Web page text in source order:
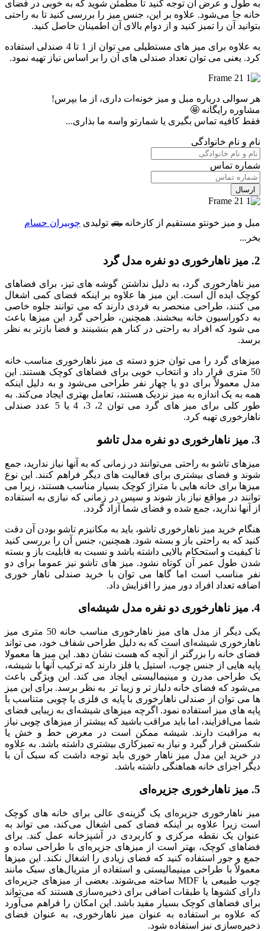
به طول و عرض آن توجه کنید تا مطمئن شوید که به خوبی در فضای
خانه جا می‌شود. علاوه بر این، جنس میز را بررسی کنید تا به راحتی
بتوانید آن را تمیز کنید و از دوام بالای آن اطمینان حاصل کنید.
به علاوه برای میز های مستطیلی می توان از 1 تا 4 صندلی استفاده
کرد. یعنی می توان تعداد صندلی های آن را بر اساس نیاز تهیه نمود.
هر سوالی درباره مبل و میز خونه‌ات داری، از ما بپرس!
مشاوره رایگانه 🤩
فقط کافیه تماس بگیری یا شمارتو واسه ما بذاری...
نام و نام خانوادگی
شماره تماس
مبل و میز خونتو مستقیم از کارخانه 🛻 تولیدی
چوبیران حسام
بخر...
2. میز ناهارخوری دو نفره مدل گرد
میز ناهارخوری گرد، به دلیل نداشتن گوشه‌ های تیز، برای فضاهای
کوچک ایده‌ آل است. این میز ها علاوه بر اینکه فضای کمی اشغال
می‌ کنند، طراحی منحصر به فردی دارند که می‌ توانند جلوه خاصی
به دکوراسیون خانه ببخشند. همچنین، طراحی گرد این میزها باعث
می‌ شود که افراد به راحتی در کنار هم بنشینند و فضا بازتر به نظر
برسد.
میزهای گرد را می توان جزو دسته ی میز ناهارخوری مناسب خانه
50 متری قرار داد و انتخاب خوبی برای فضاهای کوچک هستند. این
مدل معمولاً برای دو یا چهار نفر طراحی می‌شود و به دلیل اینکه
همه به یک اندازه به میز نزدیک هستند، تعامل بهتری ایجاد می‌کند. به
طور کلی برای میز های گرد می توان 2، 3، 4 یا 5 عدد صندلی
ناهارخوری تهیه کرد.
3. میز ناهارخوری دو نفره مدل تاشو
میزهای تاشو به راحتی می‌توانند در زمانی که به آنها نیاز ندارید، جمع
شوند و فضای بیشتری برای فعالیت‌ های دیگر فراهم کنند. این نوع
میزها برای خانه‌ هایی با متراژ کوچک بسیار مناسب هستند، زیرا می‌
توانند در مواقع نیاز باز شوند و سپس در زمانی که نیازی به استفاده
از آنها ندارید، جمع شده و فضای شما آزاد گردد.
هنگام خرید میز ناهارخوری تاشو، باید به مکانیزم تاشو بودن آن دقت
کنید که به راحتی باز و بسته شود. همچنین، جنس آن را بررسی کنید
تا کیفیت و استحکام بالایی داشته باشد و نسبت به قابلیت باز و بسته
شدن طول عمر آن کوتاه نشود. میز های تاشو نیز عموما برای دو
نفر مناسب است اما گاها می توان با خرید صندلی ناهار خوری
اضافه تعداد افراد دور میز را افزایش داد.
4. میز ناهارخوری دو نفره مدل شیشه‌ای
یکی دیگر از مدل های میز ناهارخوری مناسب خانه 50 متری میز
ناهارخوری شیشه‌ای است که به دلیل طراحی شفاف خود، می‌ تواند
فضای خانه را بزرگتر از آنچه که هست نشان دهد. این میز ها معمولا
پایه‌ هایی از جنس چوب، استیل یا فلز دارند که ترکیب آنها با شیشه،
یک طراحی مدرن و مینیمالیستی ایجاد می‌ کند. این ویژگی باعث
می‌شود که فضای خانه دلباز تر و زیبا تر به نظر برسد. برای این میز
ها می توان از صندلی ناهارخوری با پایه ی فلزی یا چوبی متناسب با
پایه های میز استفاده نمود. اگرچه میزهای شیشه‌ای به زیبایی فضای
شما می‌افزایند، اما باید مراقب باشید که بیشتر از میزهای چوبی نیاز
به مراقبت دارند. شیشه ممکن است در معرض خط و خش یا
شکستن قرار گیرد و نیاز به تمیزکاری بیشتری داشته باشد. به علاوه
در خرید این مدل میز ناهار خوری باید توجه داشت که سبک آن با
دیگر اجزای خانه هماهنگی داشته باشد.
5. میز ناهارخوری جزیره‌ای
میز ناهارخوری جزیره‌ای یک گزینه‌ی عالی برای خانه‌ های کوچک
است زیرا علاوه بر اینکه فضای کمی اشغال می‌کند، می‌ تواند به
عنوان یک نقطه مرکزی و کاربردی در آشپزخانه عمل کند. برای
فضاهای کوچک، بهتر است از میزهای جزیره‌ای با طراحی ساده و
جمع و جور استفاده کنید که فضای زیادی را اشغال نکند. این میزها
معمولاً با طراحی مینیمالیستی و استفاده از متریال‌های سبک مانند
چوب طبیعی یا MDF ساخته می‌شوند. بعضی از میزهای جزیره‌ای
دارای کشوها یا طبقات اضافی برای ذخیره‌سازی هستند که می‌تواند
برای فضاهای کوچک بسیار مفید باشد. این امکان را فراهم می‌آورد
که علاوه بر استفاده به عنوان میز ناهارخوری، به عنوان فضای
ذخیره‌سازی نیز استفاده شود.